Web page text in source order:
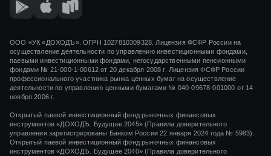
ООО «УК «ДОХОДЪ». ОГРН 1027810309328. Лицензия ФСФР России на
осуществление деятельности по управлению инвестиционными фондами,
паевыми инвестиционными фондами, негосударственными пенсионными
фондами № 21-000-1-00612 от 20 декабря 2008 г. Лицензия ФСФР России
профессионального участника рынка ценных бумаг на осуществление
деятельности по управлению ценными бумагами № 040-09678-001000 от 14
ноября 2006 г.
Открытый паевой инвестиционный фонд рыночных финансовых
инструментов «ДОХОДЪ. Будущее 2045» (Правила доверительного
управления зарегистрированы Банком России 22 января 2024 года № 5983).
Открытый паевой инвестиционный фонд рыночных финансовых
инструментов «ДОХОДЪ. Будущее 2040» (Правила доверительного